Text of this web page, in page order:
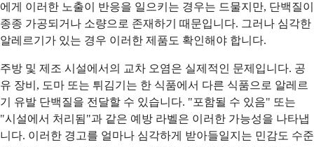
에게 이러한 노출이 반응을 일으키는 경우는 드물지만, 단백질이
종종 가공되거나 소량으로 존재하기 때문입니다. 그러나 심각한
알레르기가 있는 경우 이러한 제품도 확인해야 합니다.
주방 및 제조 시설에서의 교차 오염은 실제적인 문제입니다. 공
유 장비, 도마 또는 튀김기는 한 식품에서 다른 식품으로 알레르
기 유발 단백질을 전달할 수 있습니다. "포함될 수 있음" 또는
"시설에서 처리됨"과 같은 예방 라벨은 이러한 가능성을 나타냅
니다. 이러한 경고를 얼마나 심각하게 받아들일지는 민감도 수준